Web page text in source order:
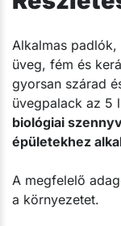
Alkalmas
üveg, fém és
gyorsan szárad
üvegpalack az 5
biológiai
épületekhez
A megfelelő
a környezetet.